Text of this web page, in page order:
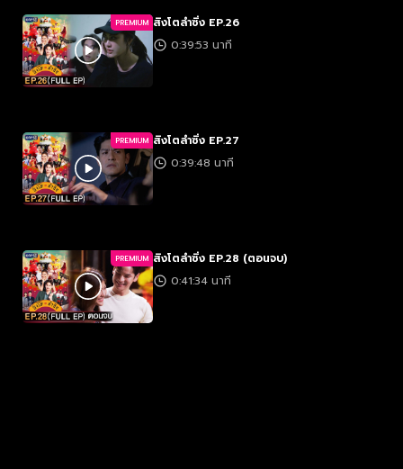
PREMIUM สิงโตลำซิ่ง EP.26
0:39:53 นาที
PREMIUM สิงโตลำซิ่ง EP.27
0:39:48 นาที
PREMIUM สิงโตลำซิ่ง EP.28 (ตอนจบ)
0:41:34 นาที